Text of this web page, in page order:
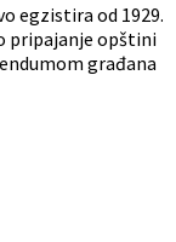
egzistira od 1929.
pripajanje opštini
građana